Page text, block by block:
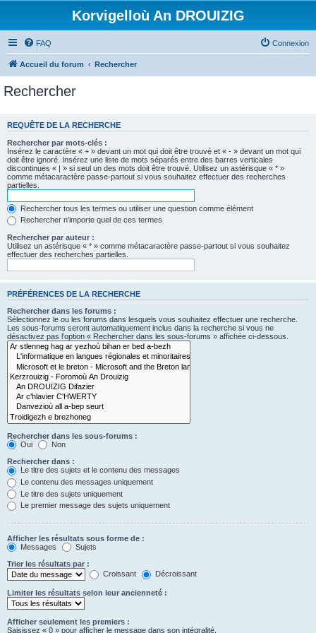
Korvigelloù An DROUIZIG
FAQ Connexion
Accueil du forum Rechercher
Rechercher
REQUÊTE DE LA RECHERCHE
Rechercher par mots-clés :
Insérez le caractère « + » devant un mot qui doit être trouvé et « - » devant un mot qui
doit être ignoré. Insérez une liste de mots séparés entre des barres verticales
discontinues « | » si seul un des mots doit être trouvé. Utilisez un astérisque « * »
comme métacaractère passe-partout si vous souhaitez effectuer des recherches
partielles.
Rechercher tous les termes ou utiliser une question comme élément
Rechercher n’importe quel de ces termes
Rechercher par auteur :
Utilisez un astérisque « * » comme métacaractère passe-partout si vous souhaitez
effectuer des recherches partielles.
PRÉFÉRENCES DE LA RECHERCHE
Rechercher dans les forums :
Sélectionnez le ou les forums dans lesquels vous souhaitez effectuer une recherche.
Les sous-forums seront automatiquement inclus dans la recherche si vous ne
désactivez pas l’option « Rechercher dans les sous-forums » affichée ci-dessous.
Rechercher dans les sous-forums :
Oui
Non
Rechercher dans :
Le titre des sujets et le contenu des messages
Le contenu des messages uniquement
Le titre des sujets uniquement
Le premier message des sujets uniquement
Afficher les résultats sous forme de :
Messages
Sujets
Trier les résultats par :
Croissant
Décroissant
Limiter les résultats selon leur ancienneté :
Afficher seulement les premiers :
Saisissez « 0 » pour afficher le message dans son intégralité.